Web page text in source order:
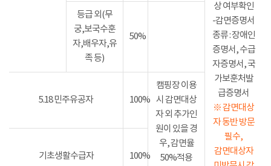
상 여부확인
-감면증명서
종류 : 장애인
증명서, 수급
자증명서, 국
가보훈처발
급증명서
※ 감면대상
자 동반 방문
필수,
감면대상자
등급 외(무
궁,보국수훈
자,배우자,유
족 등)
50%
5.18 민주유공자 100%
캠핑장 이용
시 감면대상
자 외 추가인
원이 있을 경
우, 감면율
50%적용
기초생활수급자 100%